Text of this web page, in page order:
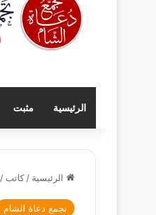
الرئيسية مثبت
الرئيسية / كاتب /
تجمع دعاة الشام